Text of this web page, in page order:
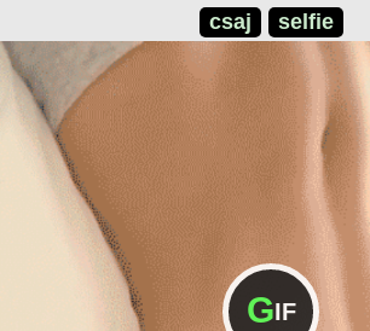
csaj selfie
GIF